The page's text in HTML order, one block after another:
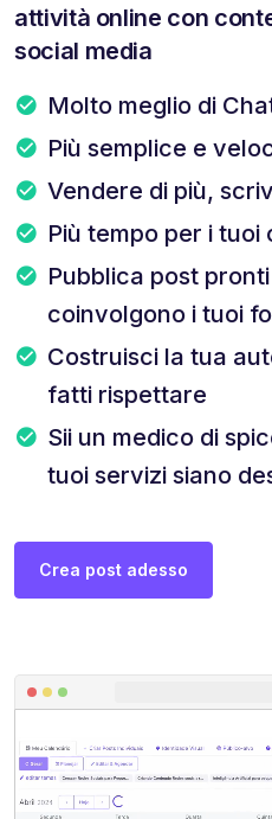
attività online con
social media
Molto meglio di
Più semplice e
Vendere di più,
Più tempo per i tuoi
Pubblica post
coinvolgono i tuoi
Costruisci la tua
fatti rispettare
Sii un medico di
tuoi servizi siano
Crea post adesso